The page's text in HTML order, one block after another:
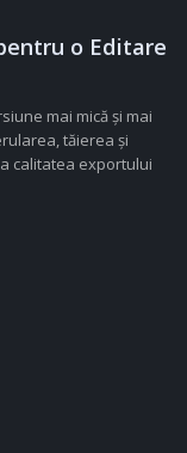
o Editare
mai mică și mai
tăierea și
calitatea exportului